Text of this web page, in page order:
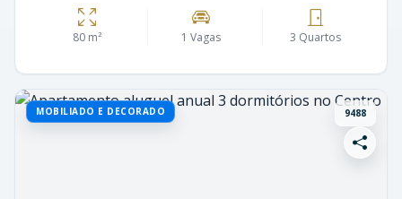
80 m² 1 Vagas 3 Quartos
MOBILIADO E DECORADO 9488